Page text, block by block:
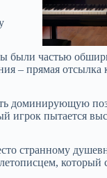
были частью
– прямая отсылка
доминирующую
игрок пытается
странному